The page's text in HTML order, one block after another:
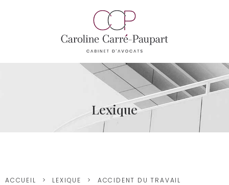
Lexique
ACCUEIL LEXIQUE ACCIDENT DU TRAVAIL